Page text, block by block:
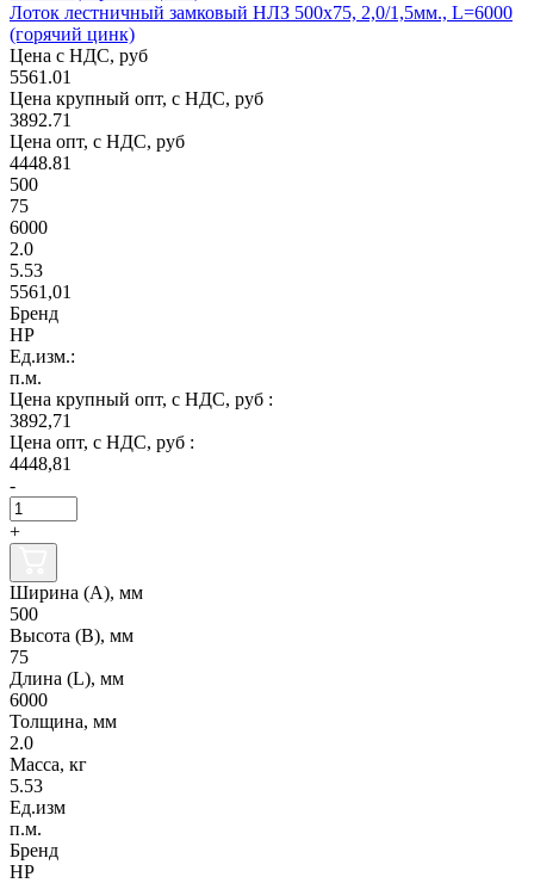
Лоток лестничный замковый НЛЗ 500х75, 2,0/1,5мм., L=6000
(горячий цинк)
Цена с НДС, руб
5561.01
Цена крупный опт, с НДС, руб
3892.71
Цена опт, с НДС, руб
4448.81
500
75
6000
2.0
5.53
5561,01
Бренд
НР
Ед.изм.:
п.м.
Цена крупный опт, с НДС, руб :
3892,71
Цена опт, с НДС, руб :
4448,81
-
+
Ширина (А), мм
500
Высота (В), мм
75
Длина (L), мм
6000
Толщина, мм
2.0
Масса, кг
5.53
Ед.изм
п.м.
Бренд
НР